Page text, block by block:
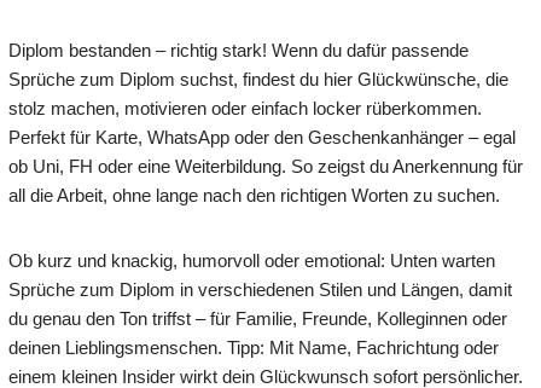
Diplom bestanden – richtig stark! Wenn du dafür passende
Sprüche zum Diplom suchst, findest du hier Glückwünsche, die
stolz machen, motivieren oder einfach locker rüberkommen.
Perfekt für Karte, WhatsApp oder den Geschenkanhänger – egal
ob Uni, FH oder eine Weiterbildung. So zeigst du Anerkennung für
all die Arbeit, ohne lange nach den richtigen Worten zu suchen.
Ob kurz und knackig, humorvoll oder emotional: Unten warten
Sprüche zum Diplom in verschiedenen Stilen und Längen, damit
du genau den Ton triffst – für Familie, Freunde, Kolleginnen oder
deinen Lieblingsmenschen. Tipp: Mit Name, Fachrichtung oder
einem kleinen Insider wirkt dein Glückwunsch sofort persönlicher.